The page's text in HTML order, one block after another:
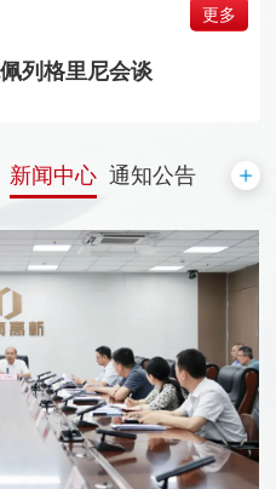
列格里尼会谈
更多
新闻中心 通知公告